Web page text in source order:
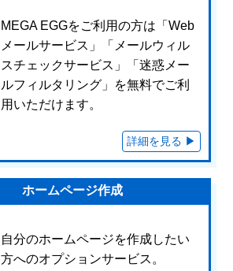
MEGA EGGをご利用の方は「Web
メールサービス」「メールウィル
スチェックサービス」「迷惑メー
ルフィルタリング」を無料でご利
用いただけます。
ホームページ作成
自分のホームページを作成したい
方へのオプションサービス。